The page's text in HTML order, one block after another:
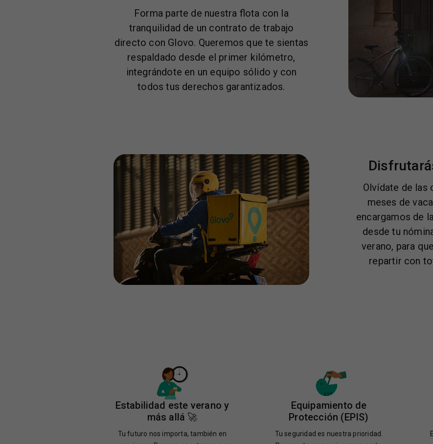
Forma parte de nuestra flota con la
tranquilidad de un contrato de trabajo
directo con Glovo. Queremos que te sientas
respaldado desde el primer kilómetro,
integrándote en un equipo sólido y con
todos tus derechos garantizados.
Olvídate de las
meses de
encargamos de
desde tu
verano, para
repartir con
Estabilidad este verano y
más allá 🚀
Tu futuro nos importa, también en
Equipamiento de
Protección (EPIS)
Tu seguridad es nuestra prioridad.